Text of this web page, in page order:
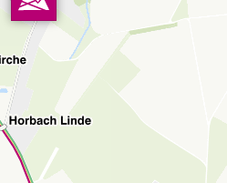
Protection des données
AVV